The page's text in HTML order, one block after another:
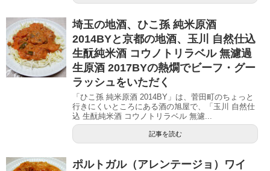
埼玉の地酒、ひこ孫 純米原酒
2014BYと京都の地酒、玉川 自然仕込
生酛純米酒 コウノトリラベル 無濾過
生原酒 2017BYの熱燗でビーフ・グー
ラッシュをいただく
「ひこ孫 純米原酒 2014BY」は、菅田町のちょっと
行きにくいところにある酒の旭屋で、「玉川 自然仕
込 生酛純米酒 コウノトリラベル 無濾...
記事を読む
ポルトガル（アレンテージョ）ワイ